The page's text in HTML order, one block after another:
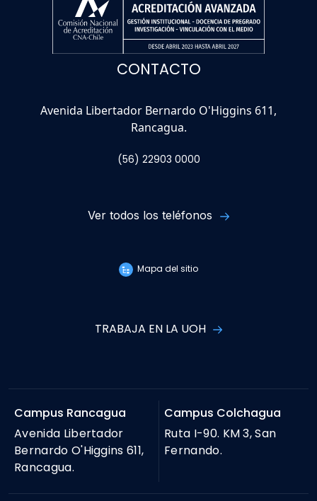
CONTACTO
Avenida Libertador Bernardo O'Higgins 611,
Rancagua.
(56) 22903 0000
Ver todos los teléfonos
Mapa del sitio
TRABAJA EN LA UOH
Campus Rancagua
Avenida Libertador
Bernardo O'Higgins 611,
Rancagua.
Campus Colchagua
Ruta I-90. KM 3, San
Fernando.